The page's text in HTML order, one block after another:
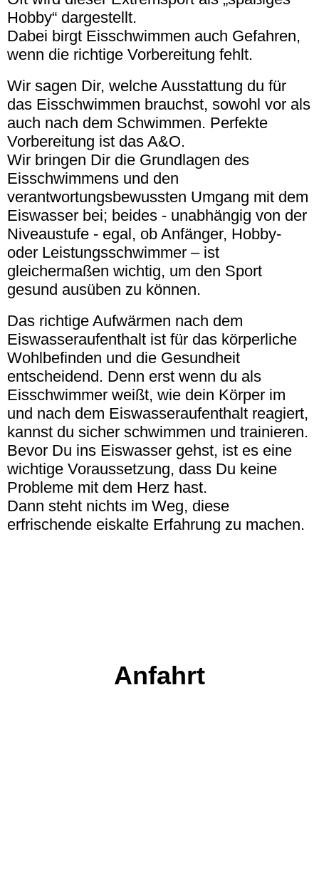
Hobby“ dargestellt.
Dabei birgt Eisschwimmen auch Gefahren,
wenn die richtige Vorbereitung fehlt.
Wir sagen Dir, welche Ausstattung du für
das Eisschwimmen brauchst, sowohl vor als
auch nach dem Schwimmen. Perfekte
Vorbereitung ist das A&O.
Wir bringen Dir die Grundlagen des
Eisschwimmens und den
verantwortungsbewussten Umgang mit dem
Eiswasser bei; beides - unabhängig von der
Niveaustufe - egal, ob Anfänger, Hobby-
oder Leistungsschwimmer – ist
gleichermaßen wichtig, um den Sport
gesund ausüben zu können.
Das richtige Aufwärmen nach dem
Eiswasseraufenthalt ist für das körperliche
Wohlbefinden und die Gesundheit
entscheidend. Denn erst wenn du als
Eisschwimmer weißt, wie dein Körper im
und nach dem Eiswasseraufenthalt reagiert,
kannst du sicher schwimmen und trainieren.
Bevor Du ins Eiswasser gehst, ist es eine
wichtige Voraussetzung, dass Du keine
Probleme mit dem Herz hast.
Dann steht nichts im Weg, diese
erfrischende eiskalte Erfahrung zu machen.
Anfahrt